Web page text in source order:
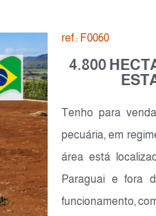
ref.: F0060
4.800
Tenho para
pecuária, em
área está
Paraguai e fora
funcionamento,